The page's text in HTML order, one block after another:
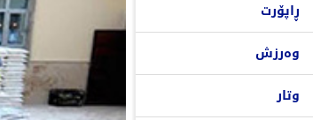
ڕاپۆرت
وەرزش
وتار